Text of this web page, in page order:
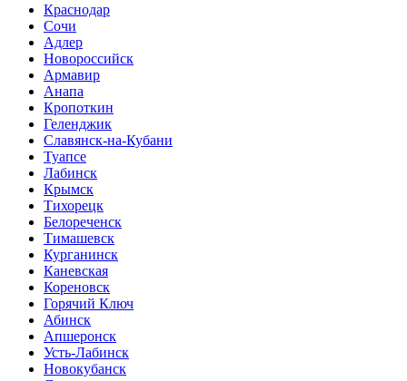
Краснодар
Сочи
Адлер
Новороссийск
Армавир
Анапа
Кропоткин
Геленджик
Славянск-на-Кубани
Туапсе
Лабинск
Крымск
Тихорецк
Белореченск
Тимашевск
Курганинск
Каневская
Кореновск
Горячий Ключ
Абинск
Апшеронск
Усть-Лабинск
Новокубанск